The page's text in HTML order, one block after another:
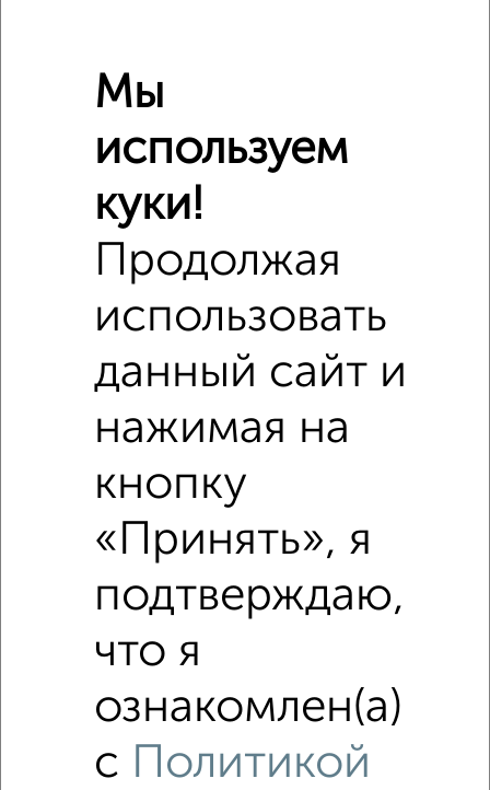
Бытовая техника
Расположение, инфраструктура рядом
Поликлиники
Продукты
Фитнес
Аптеки
Кафе
Мы
используем
куки!
Продолжая
использовать
данный сайт и
нажимая на
кнопку
«Принять», я
подтверждаю,
что я
ознакомлен(а)
с Политикой